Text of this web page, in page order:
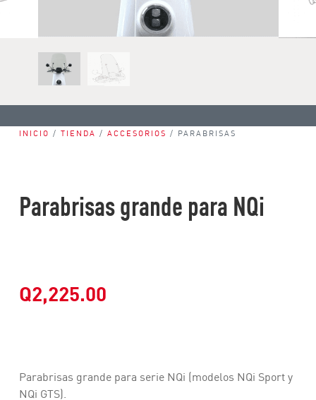
INICIO / TIENDA / ACCESORIOS / PARABRISAS
Parabrisas grande para NQi
Q2,225.00
Parabrisas grande para serie NQi (modelos NQi Sport y
NQi GTS).